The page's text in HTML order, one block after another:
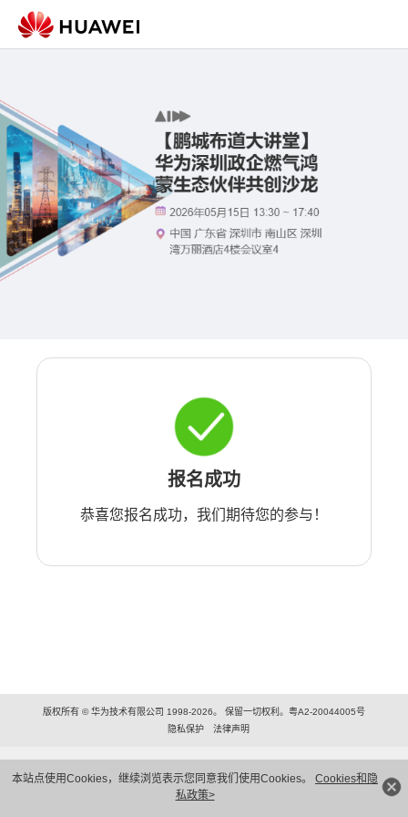
本站点使用Cookies，继续浏览表示您同意我们使用Cookies。 Cookies和隐
私政策>
报名成功
恭喜您报名成功，我们期待您的参与！
版权所有 © 华为技术有限公司 1998-2026。 保留一切权利。粤A2-20044005号
隐私保护
法律声明